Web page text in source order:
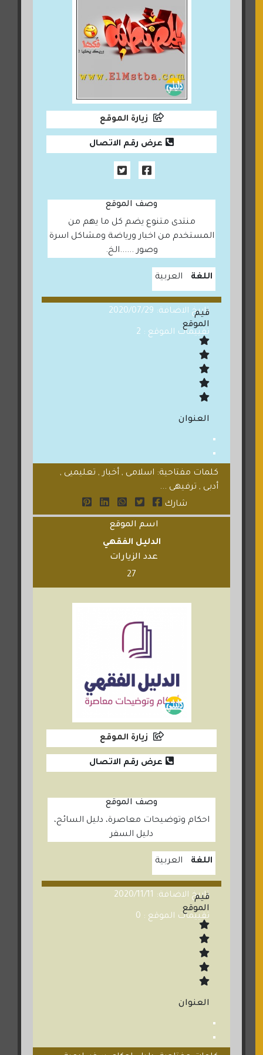
زيارة الموقع
عرض رقم الاتصال
وصف الموقع
منتدى متنوع يضم كل ما يهم من
المستخدم من اخبار ورياضة ومشاكل اسرة
وصور ......الخ.
اللغة العربية
تاريخ الاضافة: 2020/07/29
تقييمات الموقع : 2
قيم
الموقع
العنوان
كلمات مفتاحية: اسلامى , أخبار , تعليميى ,
أدبى , ترفيهى ...
شارك
اسم الموقع
الدليل الفقهي
عدد الزيارات
27
زيارة الموقع
عرض رقم الاتصال
وصف الموقع
احكام وتوضيحات معاصرة، دليل السائح،
دليل السفر
اللغة العربية
تاريخ الاضافة: 2020/11/11
تقييمات الموقع : 0
قيم
الموقع
العنوان